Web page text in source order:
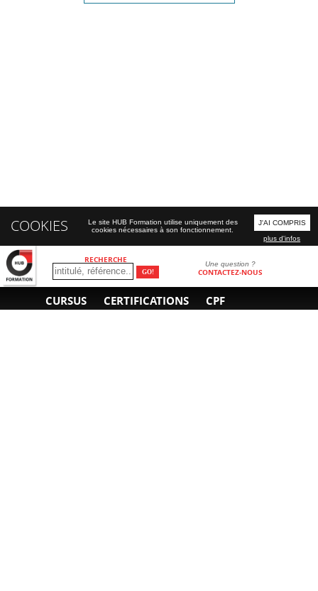
RECHERCHE Une question ?
CONTACTEZ-NOUS
CURSUS CERTIFICATIONS CPF
COOKIES
Le site HUB Formation utilise uniquement des
cookies nécessaires à son fonctionnement.
J'AI COMPRIS
plus d'infos